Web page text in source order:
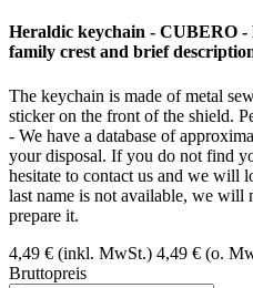
Heraldic keychain - CUBERO -
family crest and brief
The keychain is made of metal
sticker on the front of the shield.
- We have a database of
your disposal. If you do not find
hesitate to contact us and we will
last name is not available, we will
prepare it.
4,49 € (inkl. MwSt.) 4,49 € (o.
Bruttopreis